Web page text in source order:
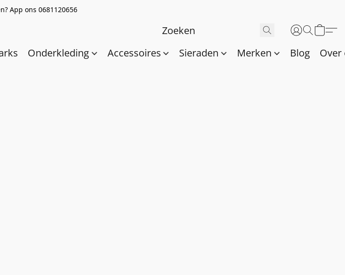
App ons 0681120656
Onderkleding Accessoires Sieraden Merken Blog Over